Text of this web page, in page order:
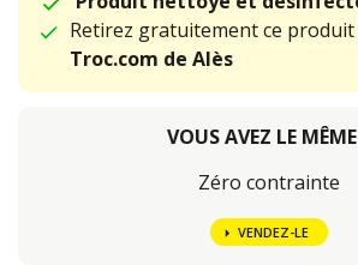
Retirez gratuitement ce
Troc.com de Alès
VOUS AVEZ LE
Zéro contrainte
VENDEZ-LE